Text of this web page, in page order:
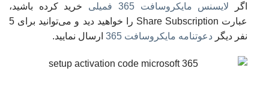
اگر لایسنس مایکروسافت 365 فمیلی
خرید کرده باشید،
عبارت Share Subscription را خواهید دید و می‌توانید برای 5
نفر دیگر دعوتنامه مایکروسافت 365 ارسال نمایید.